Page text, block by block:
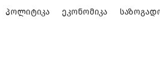
ᲞᲝᲚᲘᲢᲘᲙᲐ ᲔᲙᲝᲜᲝᲛᲘᲙᲐ